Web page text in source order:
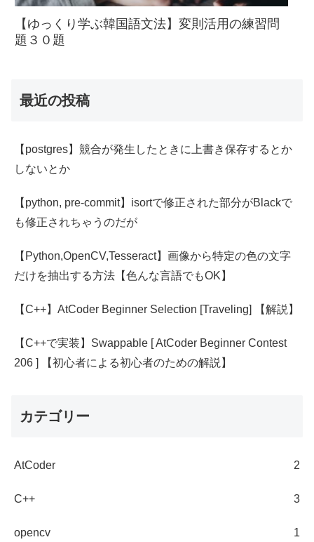
【ゆっくり学ぶ韓国語文法】変則活用の練習問
題３０題
最近の投稿
【postgres】競合が発生したときに上書き保存するとか
しないとか
【python, pre-commit】isortで修正された部分がBlackで
も修正されちゃうのだが
【Python,OpenCV,Tesseract】画像から特定の色の文字
だけを抽出する方法【色んな言語でもOK】
【C++】AtCoder Beginner Selection [Traveling] 【解説】
【C++で実装】Swappable [ AtCoder Beginner Contest
206 ] 【初心者による初心者のための解説】
カテゴリー
AtCoder 2
C++ 3
opencv 1